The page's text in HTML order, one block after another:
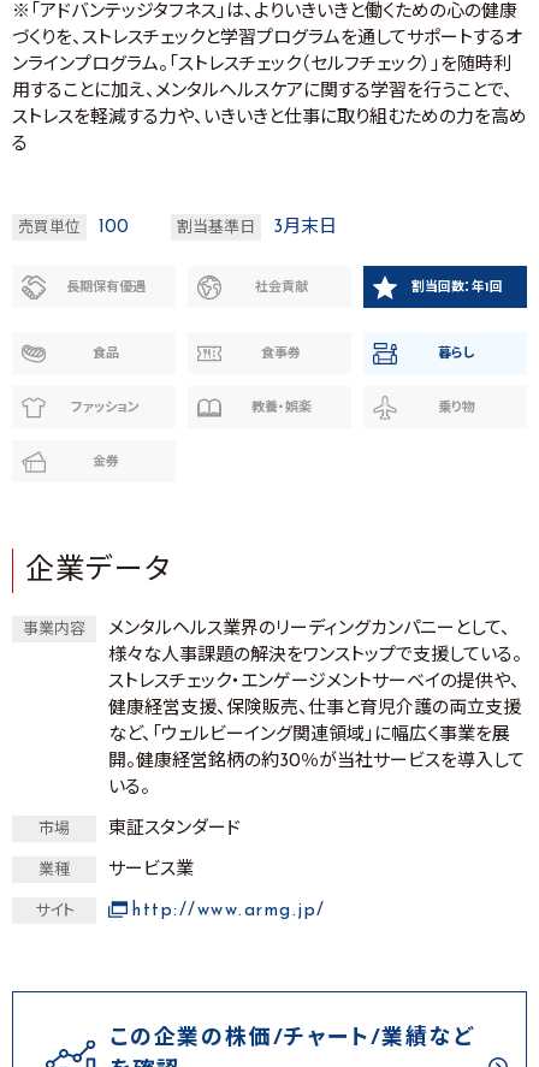
※「アドバンテッジタフネス」は、よりいきいきと働くための心の健康
づくりを、ストレスチェックと学習プログラムを通してサポートするオ
ンラインプログラム。「ストレスチェック（セルフチェック）」を随時利
用することに加え、メンタルヘルスケアに関する学習を行うことで、
ストレスを軽減する力や、いきいきと仕事に取り組むための力を高め
る
売買単位 100 割当基準日 3月末日
長期保有優遇 社会貢献 割当回数：年1回
食品 食事券 暮らし
ファッション 教養・娯楽 乗り物
金券
企業データ
事業内容
メンタルヘルス業界のリーディングカンパニーとして、
様々な人事課題の解決をワンストップで支援している。
ストレスチェック・エンゲージメントサーベイの提供や、
健康経営支援、保険販売、仕事と育児介護の両立支援
など、「ウェルビーイング関連領域」に幅広く事業を展
開。健康経営銘柄の約30％が当社サービスを導入して
いる。
市場 東証スタンダード
業種 サービス業
サイト http://www.armg.jp/
この企業の株価/チャート/業績など